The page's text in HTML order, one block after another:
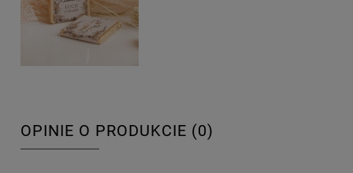
OPINIE O PRODUKCIE (0)